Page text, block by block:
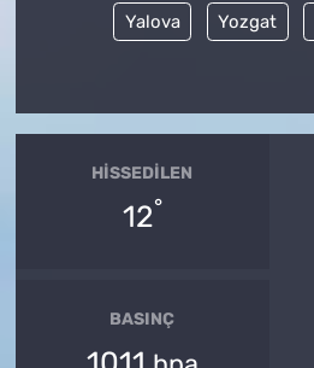
Yalova Yozgat
HISSEDILEN
12°
BASINÇ